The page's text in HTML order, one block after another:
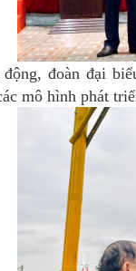
động, đoàn đại
mô hình phát